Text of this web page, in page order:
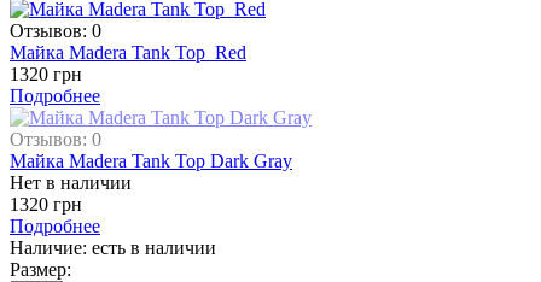
Отзывов: 0
Майка Madera Tank Top Red
1320 грн
Подробнее
Отзывов: 0
Майка Madera Tank Top Dark Gray
Нет в наличии
1320 грн
Подробнее
Наличие: есть в наличии
Размер: